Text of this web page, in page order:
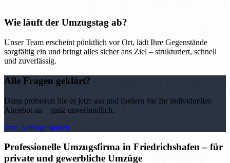
Wie läuft der Umzugstag ab?
Unser Team erscheint pünktlich vor Ort, lädt Ihre Gegenstände
sorgfältig ein und bringt alles sicher ans Ziel – strukturiert, schnell
und zuverlässig.
Alle Fragen geklärt?
Dann probieren Sie es jetzt aus und fordern Sie Ihr individuelles
Angebot an – ganz unverbindlich.
Jetzt Anfrage starten
Professionelle Umzugsfirma in Friedrichshafen – für
private und gewerbliche Umzüge